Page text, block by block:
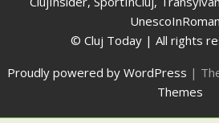
© Cluj Today | All rights
Proudly powered by WordPress |
Themes